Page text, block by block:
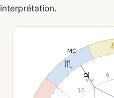
interprétation.